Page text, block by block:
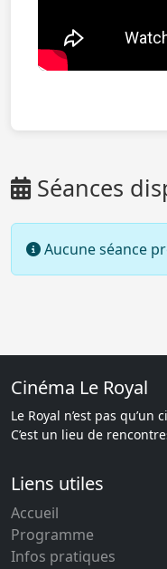
Séances
Aucune séance
Cinéma Le Royal
Le Royal n’est pas qu’un
C’est un lieu de
Liens utiles
Accueil
Programme
Infos pratiques